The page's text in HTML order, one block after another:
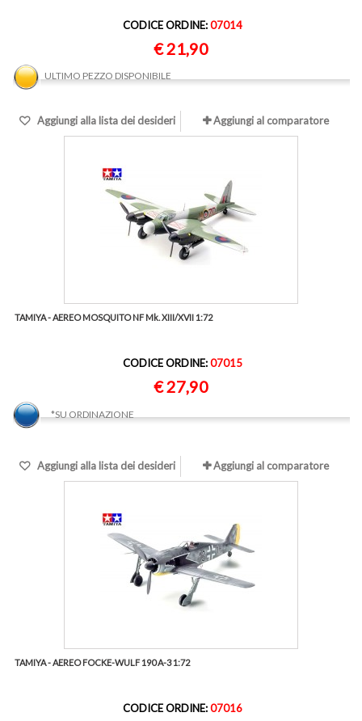
CODICE ORDINE:07014
€ 21,90
ULTIMO PEZZO DISPONIBILE
Aggiungi alla lista dei desideri Aggiungi al comparatore
TAMIYA - AEREO MOSQUITO NF Mk. XIII/XVII 1:72
CODICE ORDINE:07015
€ 27,90
*SU ORDINAZIONE
Aggiungi alla lista dei desideri Aggiungi al comparatore
TAMIYA - AEREO FOCKE-WULF 190 A-3 1:72
CODICE ORDINE:07016